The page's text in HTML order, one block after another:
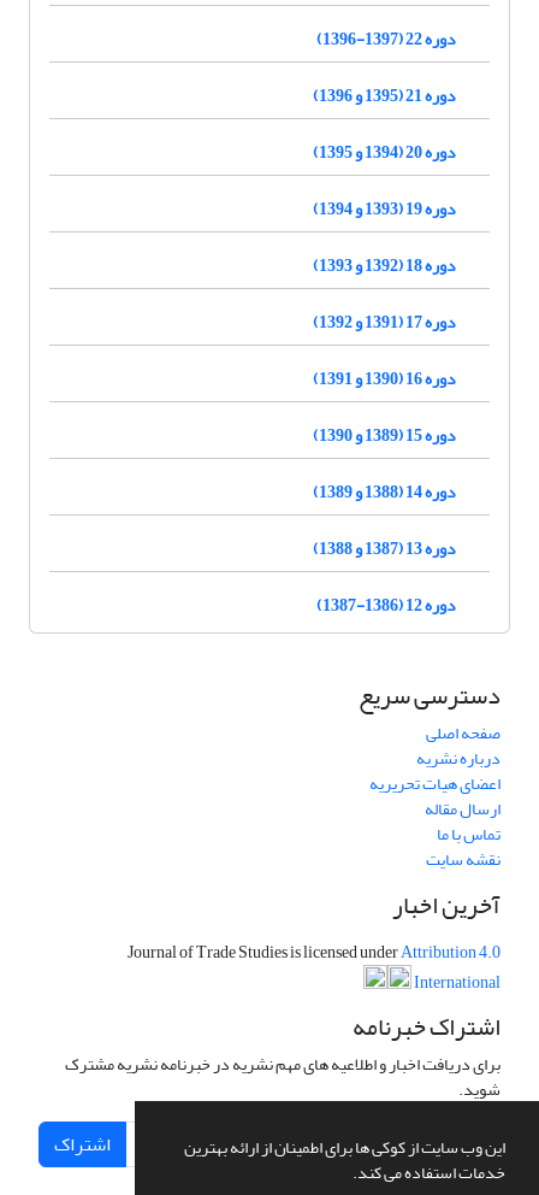
این وب سایت از کوکی ها برای اطمینان از ارائه بهترین
خدمات استفاده می کند.
دوره 22 (1397-1396)
دوره 21 (1395 و 1396)
دوره 20 (1394 و 1395)
دوره 19 (1393 و 1394)
دوره 18 (1392 و 1393)
دوره 17 (1391 و 1392)
دوره 16 (1390 و 1391)
دوره 15 (1389 و 1390)
دوره 14 (1388 و 1389)
دوره 13 (1387 و 1388)
دوره 12 (1386-1387)
دسترسی سریع
صفحه اصلی
درباره نشریه
اعضای هیات تحریریه
ارسال مقاله
تماس با ما
نقشه سایت
آخرین اخبار
Journal of Trade Studies is licensed underAttribution 4.0
International
اشتراک خبرنامه
برای دریافت اخبار و اطلاعیه های مهم نشریه در خبرنامه نشریه مشترک
شوید.
اشتراک